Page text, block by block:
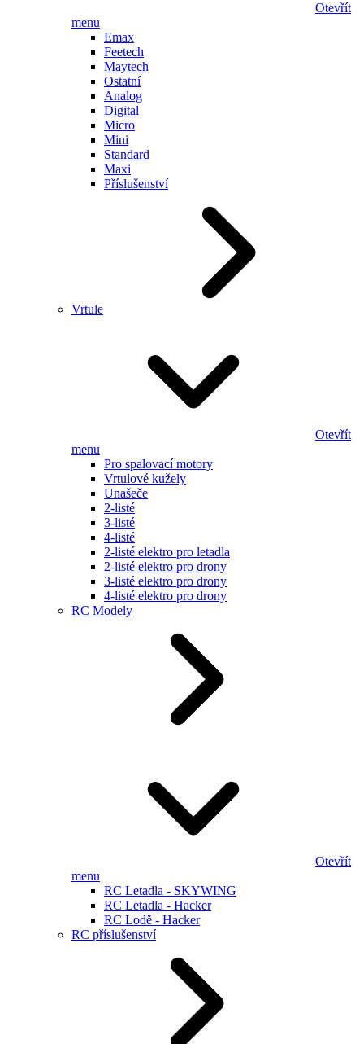
Otevřít
menu
Emax
Feetech
Maytech
Ostatní
Analog
Digital
Micro
Mini
Standard
Maxi
Příslušenství
Vrtule
Otevřít
menu
Pro spalovací motory
Vrtulové kužely
Unašeče
2-listé
3-listé
4-listé
2-listé elektro pro letadla
2-listé elektro pro drony
3-listé elektro pro drony
4-listé elektro pro drony
RC Modely
Otevřít
menu
RC Letadla - SKYWING
RC Letadla - Hacker
RC Lodě - Hacker
RC příslušenství